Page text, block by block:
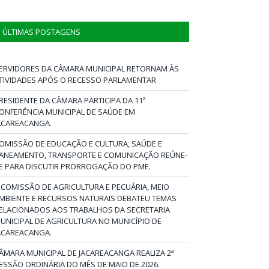
ÚLTIMAS POSTAGENS
DA CÂMARA MUNICIPAL RETORNAM ÀS
APÓS O RECESSO PARLAMENTAR
DA CÂMARA PARTICIPA DA 11ª
MUNICIPAL DE SAÚDE EM
DE EDUCAÇÃO E CULTURA, SAÚDE E
TRANSPORTE E COMUNICAÇÃO REÚNE-
PARA DISCUTIR PRORROGAÇÃO DO PME.
DE AGRICULTURA E PECUÁRIA, MEIO
E RECURSOS NATURAIS DEBATEU TEMAS
AOS TRABALHOS DA SECRETARIA
DE AGRICULTURA NO MUNICÍPIO DE
MUNICIPAL DE JACAREACANGA REALIZA 2ª
ORDINÁRIA DO MÊS DE MAIO DE 2026.